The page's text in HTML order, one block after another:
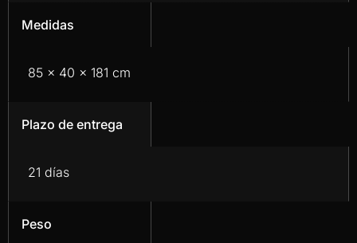
Medidas
85 x 40 x 181 cm
Plazo de entrega
21 días
Peso